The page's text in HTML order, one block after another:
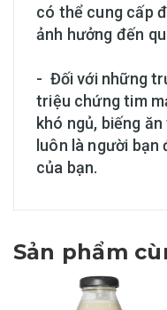
có thể cung cấp
ảnh hưởng đến
- Đối với những
triệu chứng tim
khó ngủ, biếng
luôn là người
của bạn.
Sản phẩm